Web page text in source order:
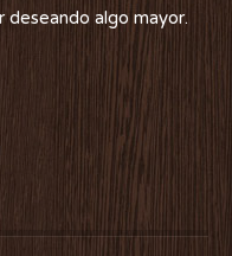
deseando algo mayor.